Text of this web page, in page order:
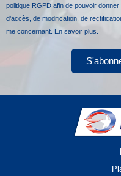
politique RGPD afin de pouvoir
d’accès, de modification, de
me concernant. En savoir plus.